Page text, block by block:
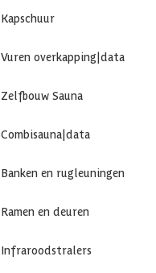
Kapschuur
Vuren overkapping|data
Zelfbouw Sauna
Combisauna|data
Banken en rugleuningen
Ramen en deuren
Infraroodstralers